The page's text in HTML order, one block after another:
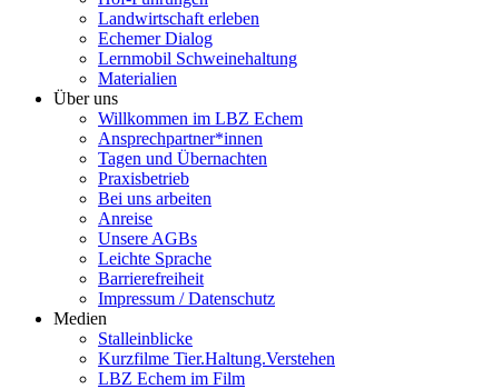
Landwirtschaft erleben
Echemer Dialog
Lernmobil Schweinehaltung
Materialien
Über uns
Willkommen im LBZ Echem
Ansprechpartner*innen
Tagen und Übernachten
Praxisbetrieb
Bei uns arbeiten
Anreise
Unsere AGBs
Leichte Sprache
Barrierefreiheit
Impressum / Datenschutz
Medien
Stalleinblicke
Kurzfilme Tier.Haltung.Verstehen
LBZ Echem im Film